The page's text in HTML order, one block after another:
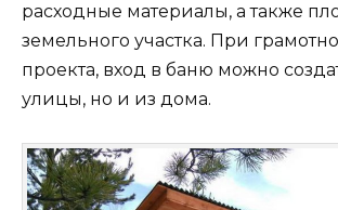
расходные материалы, а также
земельного участка. При
проекта, вход в баню можно
улицы, но и из дома.